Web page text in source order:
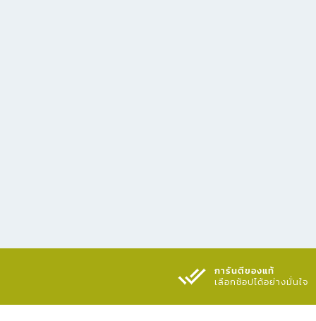
การันตีของแท้
เลือกช้อปได้อย่างมั่นใจ​